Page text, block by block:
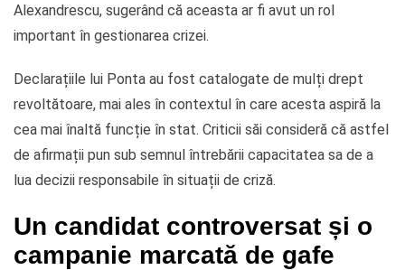
Alexandrescu, sugerând că aceasta ar fi avut un rol
important în gestionarea crizei.
Declarațiile lui Ponta au fost catalogate de mulți drept
revoltătoare, mai ales în contextul în care acesta aspiră la
cea mai înaltă funcție în stat. Criticii săi consideră că astfel
de afirmații pun sub semnul întrebării capacitatea sa de a
lua decizii responsabile în situații de criză.
Un candidat controversat și o
campanie marcată de gafe